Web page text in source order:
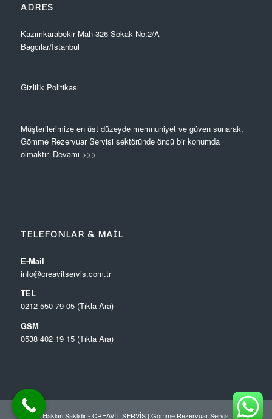
ADRES
Kazımkarabekir Mah 326 Sokak No:2/A
Bagcılar/İstanbul
Gizlilik Politikası
Müşterilerimize en üst düzeyde memnuniyet ve güven sunarak,
Gömme Rezervuar Servisi sektöründe öncü bir konumda
olmaktır. Devamı >>>
TELEFONLAR & MAIL
E-Mail
info@creavitservis.com.tr
TEL
0212 550 79 05 (Tıkla Ara)
GSM
0538 402 19 15 (Tıkla Ara)
© Tüm Hakları Saklıdır - CREAVİT SERVİS | Gömme Rezervuar Servis